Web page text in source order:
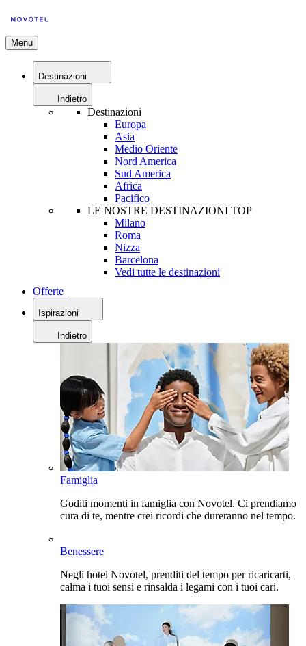
Menu
Destinazioni
Indietro
Destinazioni
Europa
Asia
Medio Oriente
Nord America
Sud America
Africa
Pacifico
LE NOSTRE DESTINAZIONI TOP
Milano
Roma
Nizza
Barcelona
Vedi tutte le destinazioni
Offerte
Ispirazioni
Indietro
Famiglia
Goditi momenti in famiglia con Novotel. Ci prendiamo
cura di te, mentre crei ricordi che dureranno nel tempo.
Benessere
Negli hotel Novotel, prenditi del tempo per ricaricarti,
calma i tuoi sensi e rinsalda i legami con i tuoi cari.